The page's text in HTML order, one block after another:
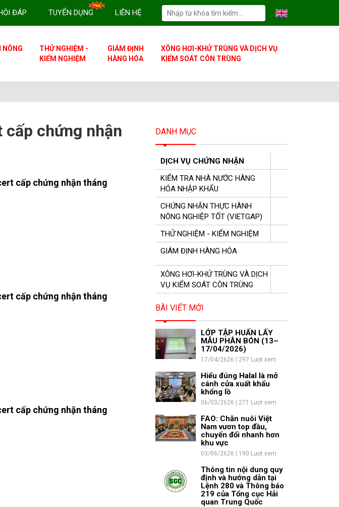
ĐÁP TUYỂN DỤNG LIÊN HỆ
NÔNG
THỬ NGHIỆM -
KIỂM NGHIỆM
GIÁM ĐỊNH
HÀNG HÓA
XÔNG HƠI-KHỬ TRÙNG VÀ DỊCH VỤ
KIỂM SOÁT CÔN TRÙNG
chứng nhận
cấp chứng nhận tháng
cấp chứng nhận tháng
cấp chứng nhận tháng
DANH MỤC
DỊCH VỤ CHỨNG NHẬN
KIỂM TRA NHÀ NƯỚC HÀNG
HÓA NHẬP KHẨU
CHỨNG NHẬN THỰC HÀNH
NÔNG NGHIỆP TỐT (VIETGAP)
THỬ NGHIỆM - KIỂM NGHIỆM
GIÁM ĐỊNH HÀNG HÓA
XÔNG HƠI-KHỬ TRÙNG VÀ DỊCH
VỤ KIỂM SOÁT CÔN TRÙNG
BÀI VIẾT MỚI
LỚP TẬP HUẤN LẤY
MẪU PHÂN BÓN (13–
17/04/2026)
17/04/2626 | 297 Lượt xem
Hiểu đúng Halal là mở
cánh cửa xuất khẩu
khổng lồ
06/03/2626 | 271 Lượt xem
FAO: Chăn nuôi Việt
Nam vươn top đầu,
chuyển đổi nhanh hơn
khu vực
03/06/2626 | 190 Lượt xem
Thông tin nội dung quy
định và hướng dẫn tại
Lệnh 280 và Thông báo
219 của Tổng cục Hải
quan Trung Quốc